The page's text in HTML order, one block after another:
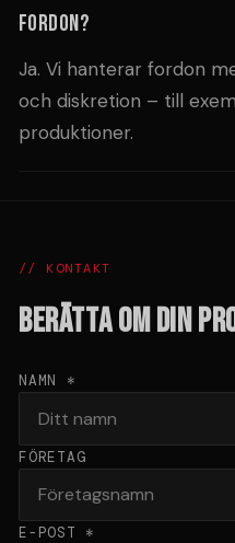
fordon?
Ja. Vi hanterar fordon
och diskretion – till
produktioner.
// KONTAKT
BERÄTTA OM DIN
NAMN *
FÖRETAG
E-POST *